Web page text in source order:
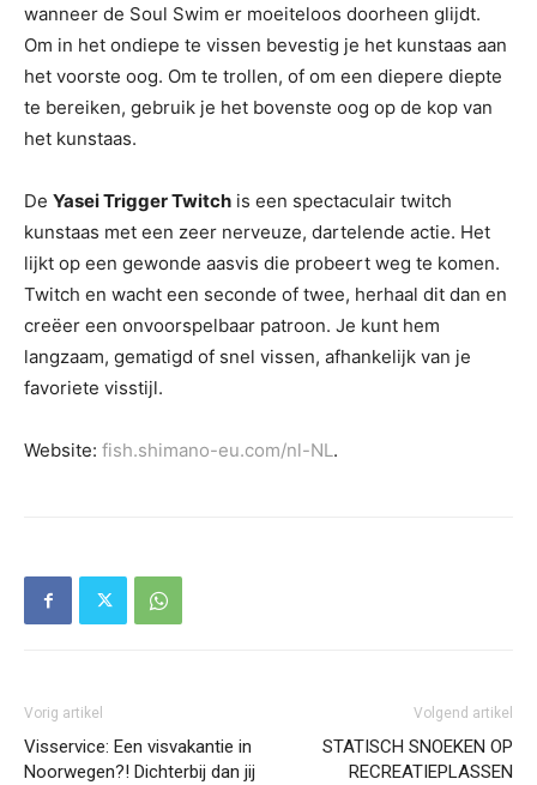
wanneer de Soul Swim er moeiteloos doorheen glijdt.
Om in het ondiepe te vissen bevestig je het kunstaas aan
het voorste oog. Om te trollen, of om een diepere diepte
te bereiken, gebruik je het bovenste oog op de kop van
het kunstaas.
De Yasei Trigger Twitch is een spectaculair twitch
kunstaas met een zeer nerveuze, dartelende actie. Het
lijkt op een gewonde aasvis die probeert weg te komen.
Twitch en wacht een seconde of twee, herhaal dit dan en
creëer een onvoorspelbaar patroon. Je kunt hem
langzaam, gematigd of snel vissen, afhankelijk van je
favoriete visstijl.
Website: fish.shimano-eu.com/nl-NL.
Vorig artikel
Visservice: Een visvakantie in
Noorwegen?! Dichterbij dan jij
Volgend artikel
STATISCH SNOEKEN OP
RECREATIEPLASSEN